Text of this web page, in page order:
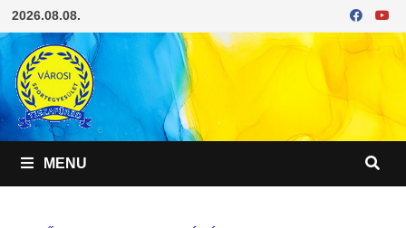
Skip
to
content
2026.08.08.
MENU